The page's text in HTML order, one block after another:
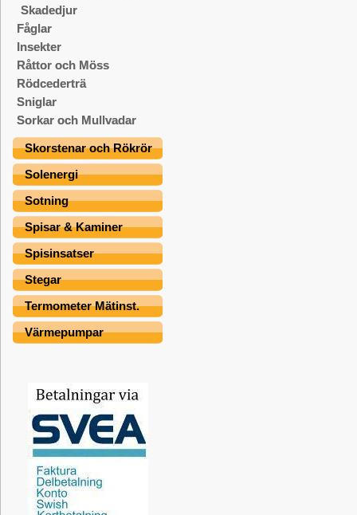
Skadedjur
Fåglar
Insekter
Råttor och Möss
Rödcederträ
Sniglar
Sorkar och Mullvadar
Skorstenar och Rökrör
Solenergi
Sotning
Spisar & Kaminer
Spisinsatser
Stegar
Termometer Mätinst.
Värmepumpar